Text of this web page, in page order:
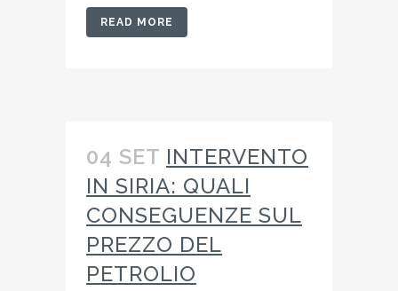
READ MORE
04 SET INTERVENTO
IN SIRIA: QUALI
CONSEGUENZE SUL
PREZZO DEL
PETROLIO